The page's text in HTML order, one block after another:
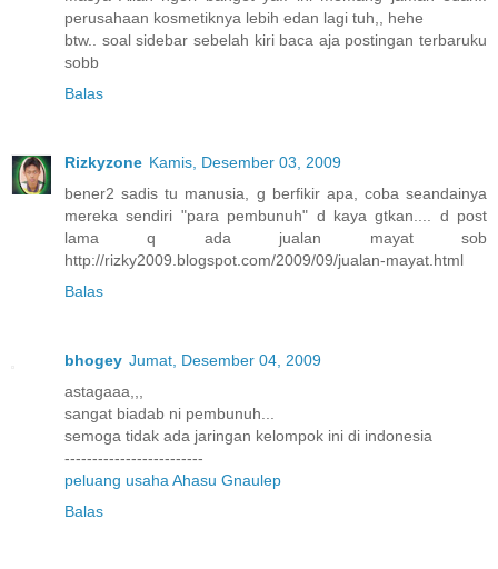
perusahaan kosmetiknya lebih edan lagi tuh,, hehe
btw.. soal sidebar sebelah kiri baca aja postingan terbaruku
sobb
Balas
Rizkyzone Kamis, Desember 03, 2009
bener2 sadis tu manusia, g berfikir apa, coba seandainya
mereka sendiri "para pembunuh" d kaya gtkan.... d post
lama q ada jualan mayat sob
http://rizky2009.blogspot.com/2009/09/jualan-mayat.html
Balas
bhogey Jumat, Desember 04, 2009
astagaaa,,,
sangat biadab ni pembunuh...
semoga tidak ada jaringan kelompok ini di indonesia
-------------------------
peluang usaha Ahasu Gnaulep
Balas